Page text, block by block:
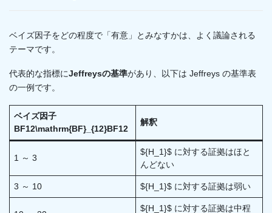
ベイズ因子をどの程度で「有意」とみなすかは、よく議論される
テーマです。
代表的な指標にJeffreysの基準があり、以下は Jeffreys の基準表
の一例です。
ベイズ因子
BF12\mathrm{BF}_{12}BF12​
解釈
1 ～ 3
${H_1}$​​ に対する証拠はほと
んどない
3 ～ 10 ${H_1}$​ に対する証拠は弱い
${H_1}$​ に対する証拠は中程